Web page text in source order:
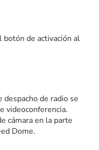
botón de activación al
despacho de radio se
videoconferencia.
cámara en la parte
Dome.